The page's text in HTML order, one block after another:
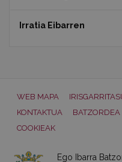
Irratia Eibarren
WEB MAPA
KONTAKTUA
BATZORDEA
COOKIEAK
Ego Ibarra